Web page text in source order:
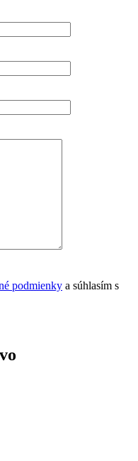
podmienky a súhlasím s